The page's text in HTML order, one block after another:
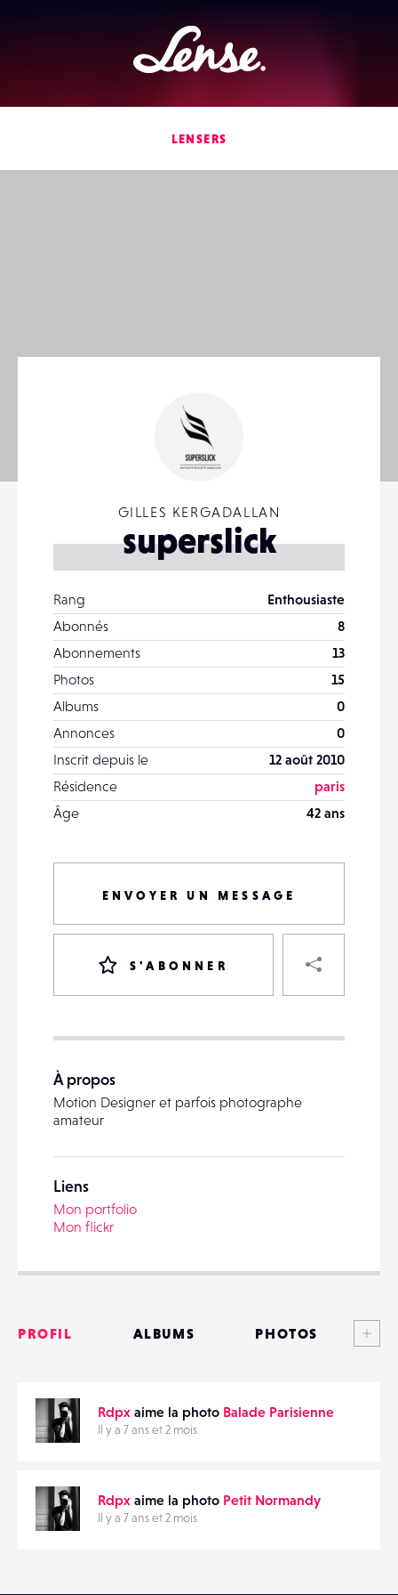
Lense
LENSERS
GILLES KERGADALLAN
superslick
Rang
Enthousiaste
Abonnés
8
Abonnements
13
Photos
15
Albums
0
Annonces
0
Inscrit depuis le
12 août 2010
Résidence
paris
Âge
42 ans
ENVOYER UN MESSAGE
S'ABONNER
DESTINATAIRE
VOTRE
À propos
Motion Designer et parfois photographe
amateur
Liens
Mon portfolio
Mon flickr
PROFIL ALBUMS PHOTOS
MATÉRIELS
ÉVÉNEMENTS
Rdpx aime la photo Balade Parisienne
Il y a 7 ans et 2 mois
Rdpx aime la photo Petit Normandy
Il y a 7 ans et 2 mois